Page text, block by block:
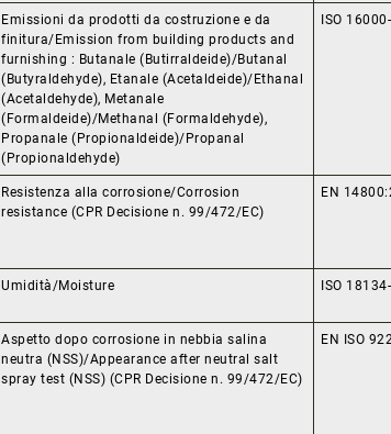
Emissioni da prodotti da costruzione e da
finitura/Emission from building products and
furnishing : Butanale (Butirraldeide)/Butanal
(Butyraldehyde), Etanale (Acetaldeide)/Ethanal
(Acetaldehyde), Metanale
(Formaldeide)/Methanal (Formaldehyde),
Propanale (Propionaldeide)/Propanal
(Propionaldehyde)
ISO
Resistenza alla corrosione/Corrosion
resistance (CPR Decisione n. 99/472/EC)
EN
Umidità/Moisture ISO
Aspetto dopo corrosione in nebbia salina
neutra (NSS)/Appearance after neutral salt
spray test (NSS) (CPR Decisione n. 99/472/EC)
EN ISO